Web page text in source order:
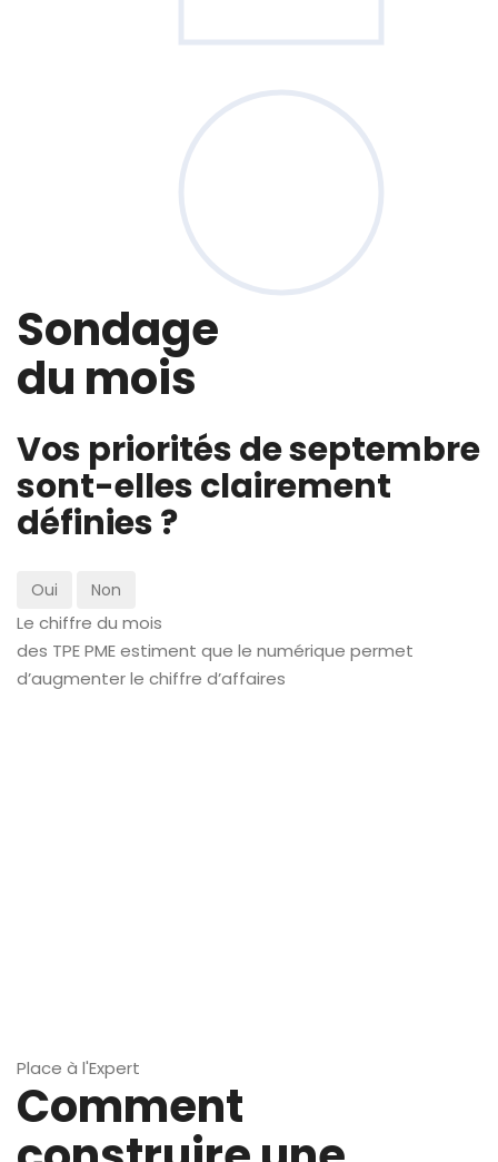
Sondage
du mois
Vos priorités de septembre
sont-elles clairement
définies ?
Oui Non
Le chiffre du mois
des TPE PME estiment que le numérique permet
d’augmenter le chiffre d’affaires
Place à l'Expert
Comment